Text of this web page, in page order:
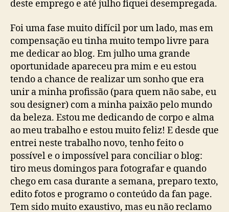
deste emprego e até julho fiquei desempregada.
Foi uma fase muito difícil por um lado, mas em
compensação eu tinha muito tempo livre para
me dedicar ao blog. Em julho uma grande
oportunidade apareceu pra mim e eu estou
tendo a chance de realizar um sonho que era
unir a minha profissão (para quem não sabe, eu
sou designer) com a minha paixão pelo mundo
da beleza. Estou me dedicando de corpo e alma
ao meu trabalho e estou muito feliz! E desde que
entrei neste trabalho novo, tenho feito o
possível e o impossível para conciliar o blog:
tiro meus domingos para fotografar e quando
chego em casa durante a semana, preparo texto,
edito fotos e programo o conteúdo da fan page.
Tem sido muito exaustivo, mas eu não reclamo